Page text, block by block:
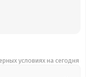
условиях на сегодня